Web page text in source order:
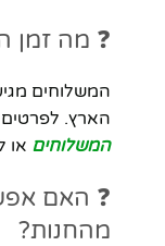
❓ מה זמן
הארץ. לפרטים
המשלוחים או
❓ האם
מהחנות?